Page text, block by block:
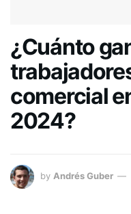
¿Cuánto
comercial
2024?
by Andrés Guber